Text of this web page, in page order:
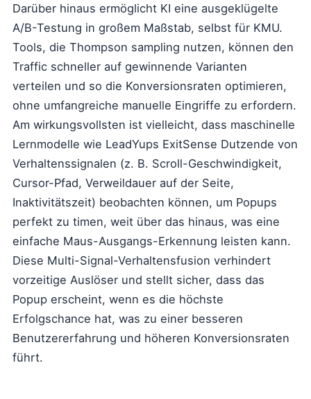
Darüber hinaus ermöglicht KI eine ausgeklügelte
A/B-Testung in großem Maßstab, selbst für KMU.
Tools, die Thompson sampling nutzen, können den
Traffic schneller auf gewinnende Varianten
verteilen und so die Konversionsraten optimieren,
ohne umfangreiche manuelle Eingriffe zu erfordern.
Am wirkungsvollsten ist vielleicht, dass maschinelle
Lernmodelle wie LeadYups ExitSense Dutzende von
Verhaltenssignalen (z. B. Scroll-Geschwindigkeit,
Cursor-Pfad, Verweildauer auf der Seite,
Inaktivitätszeit) beobachten können, um Popups
perfekt zu timen, weit über das hinaus, was eine
einfache Maus-Ausgangs-Erkennung leisten kann.
Diese Multi-Signal-Verhaltensfusion verhindert
vorzeitige Auslöser und stellt sicher, dass das
Popup erscheint, wenn es die höchste
Erfolgschance hat, was zu einer besseren
Benutzererfahrung und höheren Konversionsraten
führt.